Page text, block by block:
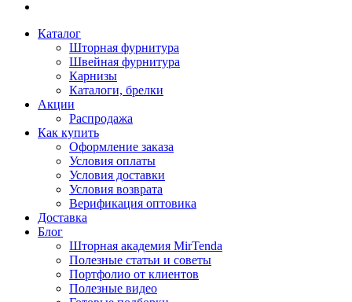
Каталог
Шторная фурнитура
Швейная фурнитура
Карнизы
Каталоги, брелки
Акции
Распродажа
Как купить
Оформление заказа
Условия оплаты
Условия доставки
Условия возврата
Верификация оптовика
Доставка
Блог
Шторная академия MirTenda
Полезные статьи и советы
Портфолио от клиентов
Полезные видео